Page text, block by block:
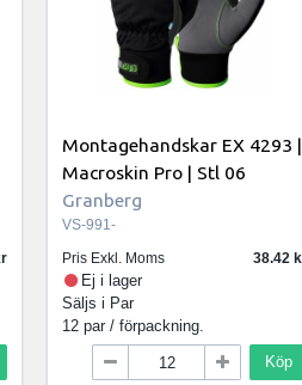
Montagehandskar EX 4293 |
Macroskin Pro | Stl 06
Granberg
VS-991-
Pris Exkl. Moms
38.42
Ej i lager
Säljs i Par
12 par / förpackning.
Köp